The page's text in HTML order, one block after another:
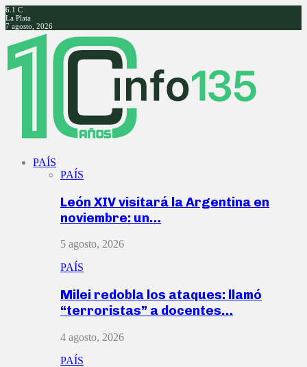
6.1 C
La Plata
7 agosto, 2026
Facebook
Twitter
Instagram
Youtube
PAÍS
PAÍS
León XIV visitará la Argentina en
noviembre: un…
5 agosto, 2026
PAÍS
Milei redobla los ataques: llamó
“terroristas” a docentes…
4 agosto, 2026
PAÍS